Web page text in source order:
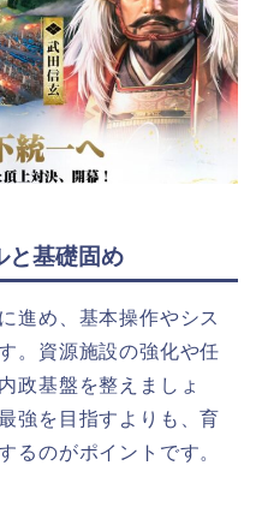
と基礎固め
進め、基本操作やシス
。資源施設の強化や任
政基盤を整えましょ
強を目指すよりも、育
るのがポイントです。